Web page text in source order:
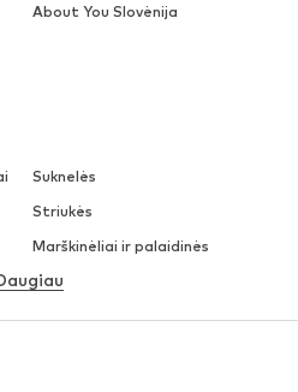
Suknelės
Striukės
Marškinėliai ir palaidinės
Apatiniai
About You Slovėnija